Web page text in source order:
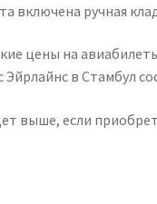
включена ручная
цены на
Эйрлайнс в Стамбул
выше, если